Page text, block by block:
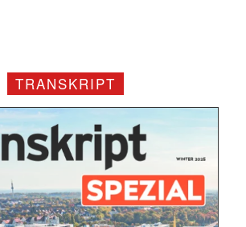
aktuell informiert.
TRANSKRIPT